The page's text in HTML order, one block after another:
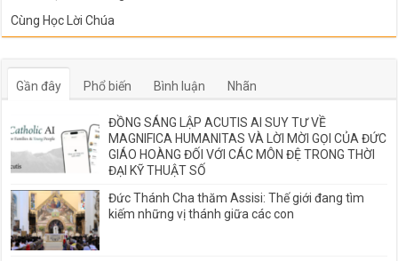
Cùng Học Lời Chúa
Gần đây Phổ biến Bình luận Nhãn
ĐỒNG SÁNG LẬP ACUTIS AI SUY TƯ VỀ
MAGNIFICA HUMANITAS VÀ LỜI MỜI GỌI CỦA ĐỨC
GIÁO HOÀNG ĐỐI VỚI CÁC MÔN ĐỆ TRONG THỜI
ĐẠI KỸ THUẬT SỐ
Đức Thánh Cha thăm Assisi: Thế giới đang tìm
kiếm những vị thánh giữa các con